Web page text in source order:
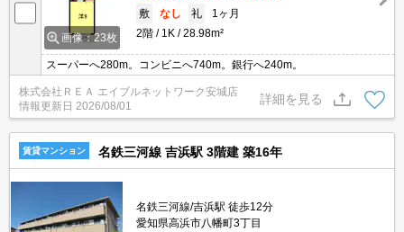
画像：23枚
敷
なし 礼
1ヶ月
2階
1K 28.98m²
スーパーへ280m。コンビニへ740m。銀行へ240m。
株式会社ＲＥＡ エイブルネットワーク安城店
情報更新日 2026/08/01
詳細を見る
賃貸マンション 名鉄三河線 吉浜駅 3階建 築16年
名鉄三河線/吉浜駅 徒歩12分
愛知県高浜市八幡町3丁目